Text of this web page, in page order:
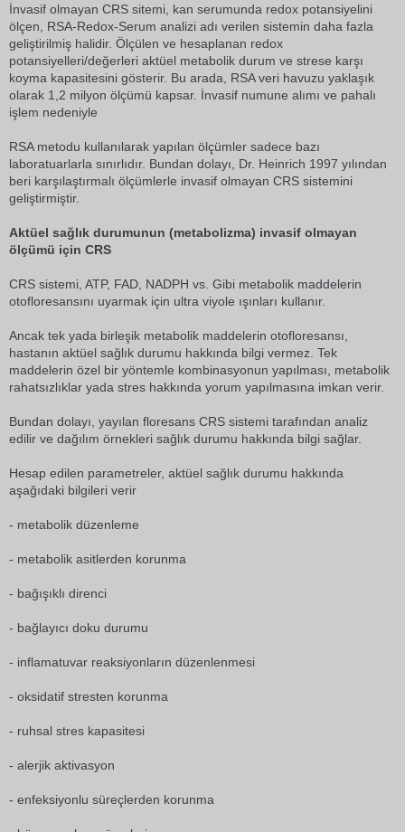
İnvasif olmayan CRS sitemi, kan serumunda redox potansiyelini
ölçen, RSA-Redox-Serum analizi adı verilen sistemin daha fazla
geliştirilmiş halidir. Ölçülen ve hesaplanan redox
potansiyelleri/değerleri aktüel metabolik durum ve strese karşı
koyma kapasitesini gösterir. Bu arada, RSA veri havuzu yaklaşık
olarak 1,2 milyon ölçümü kapsar. İnvasif numune alımı ve pahalı
işlem nedeniyle
RSA metodu kullanılarak yapılan ölçümler sadece bazı
laboratuarlarla sınırlıdır. Bundan dolayı, Dr. Heinrich 1997 yılından
beri karşılaştırmalı ölçümlerle invasif olmayan CRS sistemini
geliştirmiştir.
Aktüel sağlık durumunun (metabolizma) invasif olmayan
ölçümü için CRS
CRS sistemi, ATP, FAD, NADPH vs. Gibi metabolik maddelerin
otofloresansını uyarmak için ultra viyole ışınları kullanır.
Ancak tek yada birleşik metabolik maddelerin otofloresansı,
hastanın aktüel sağlık durumu hakkında bilgi vermez. Tek
maddelerin özel bir yöntemle kombinasyonun yapılması, metabolik
rahatsızlıklar yada stres hakkında yorum yapılmasına imkan verir.
Bundan dolayı, yayılan floresans CRS sistemi tarafından analiz
edilir ve dağılım örnekleri sağlık durumu hakkında bilgi sağlar.
Hesap edilen parametreler, aktüel sağlık durumu hakkında
aşağıdaki bilgileri verir
- metabolik düzenleme
- metabolik asitlerden korunma
- bağışıklı direnci
- bağlayıcı doku durumu
- inflamatuvar reaksiyonların düzenlenmesi
- oksidatif stresten korunma
- ruhsal stres kapasitesi
- alerjik aktivasyon
- enfeksiyonlu süreçlerden korunma